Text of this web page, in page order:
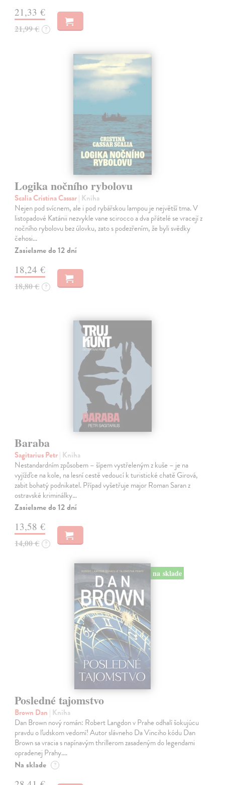
21,33 €
21,99 € ?
Logika nočního rybolovu
Scalia Cristina Cassar| Kniha
Nejen pod svícnem, ale i pod rybářskou lampou je největší tma. V
listopadové Katánii nezvykle vane scirocco a dva přátelé se vracejí z
nočního rybolovu bez úlovku, zato s podezřením, že byli svědky
čehosi…
Zasielame do 12 dní
18,24 €
18,80 € ?
Baraba
Sagitarius Petr| Kniha
Nestandardním způsobem – šípem vystřeleným z kuše – je na
vyjížďce na kole, na lesní cestě vedoucí k turistické chatě Girová,
zabit bohatý podnikatel. Případ vyšetřuje major Roman Saran z
ostravské kriminálky…
Zasielame do 12 dní
13,58 €
14,00 € ?
na sklade
Posledné tajomstvo
Brown Dan | Kniha
Dan Brown nový román: Robert Langdon v Prahe odhalí šokujúcu
pravdu o ľudskom vedomí! Autor slávneho Da Vinciho kódu Dan
Brown sa vracia s napínavým thrillerom zasadeným do legendami
opradenej Prahy.…
Na sklade ?